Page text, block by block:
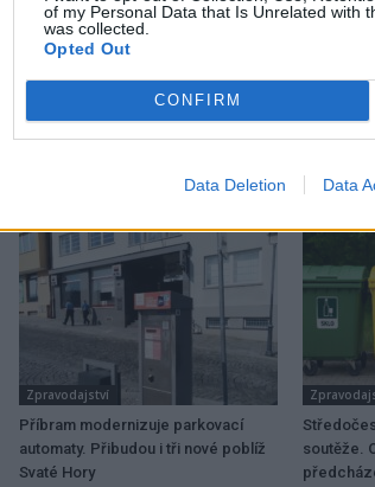
of my Personal Data that Is Unrelated with
was collected.
Opted Out
CONFIRM
Data Deletion Data
u Vrančic
Zpravodajství
Příbram modernizuje parkovací
automaty. Přibudou i tři nové poblíž
Svaté Hory
soutěže.